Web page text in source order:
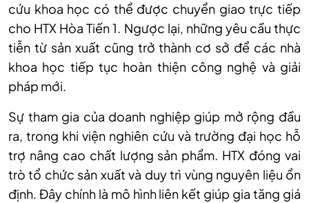
cứu khoa học có thể được chuyển giao trực tiếp
cho HTX Hòa Tiến 1. Ngược lại, những yêu cầu thực
tiễn từ sản xuất cũng trở thành cơ sở để các nhà
khoa học tiếp tục hoàn thiện công nghệ và giải
pháp mới.
Sự tham gia của doanh nghiệp giúp mở rộng đầu
ra, trong khi viện nghiên cứu và trường đại học hỗ
trợ nâng cao chất lượng sản phẩm. HTX đóng vai
trò tổ chức sản xuất và duy trì vùng nguyên liệu ổn
định. Đây chính là mô hình liên kết giúp gia tăng giá